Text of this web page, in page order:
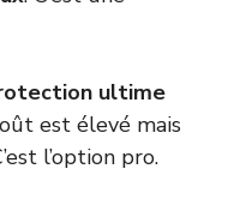
ultime
est élevé mais
l’option pro.